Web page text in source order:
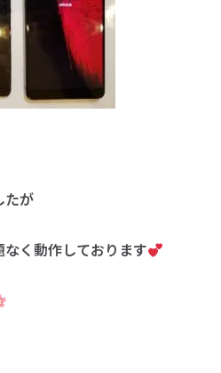
たが
く動作しております